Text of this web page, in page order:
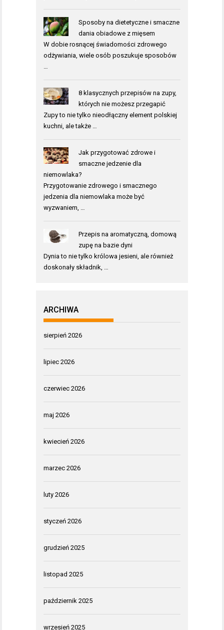
Sposoby na dietetyczne i smaczne
dania obiadowe z mięsem
W dobie rosnącej świadomości zdrowego
odżywiania, wiele osób poszukuje sposobów
…
8 klasycznych przepisów na zupy,
których nie możesz przegapić
Zupy to nie tylko nieodłączny element polskiej
kuchni, ale także …
Jak przygotować zdrowe i
smaczne jedzenie dla
niemowlaka?
Przygotowanie zdrowego i smacznego
jedzenia dla niemowlaka może być
wyzwaniem, …
Przepis na aromatyczną, domową
zupę na bazie dyni
Dynia to nie tylko królowa jesieni, ale również
doskonały składnik, …
ARCHIWA
sierpień 2026
lipiec 2026
czerwiec 2026
maj 2026
kwiecień 2026
marzec 2026
luty 2026
styczeń 2026
grudzień 2025
listopad 2025
październik 2025
wrzesień 2025